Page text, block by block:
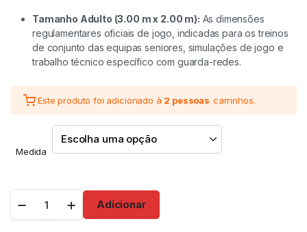
Tamanho Adulto (3.00 m x 2.00 m): As dimensões
regulamentares oficiais de jogo, indicadas para os treinos
de conjunto das equipas seniores, simulações de jogo e
trabalho técnico específico com guarda-redes.
Este produto foi adicionado à 2 pessoas carrinhos.
Medida
Adicionar